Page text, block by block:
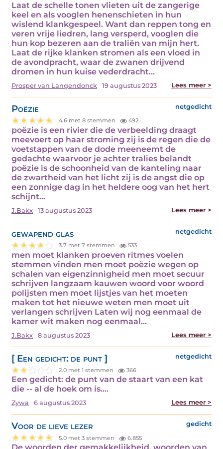
Laat de schelle tonen vlieten uit de zangerige
keel en als vooglen henenschieten in hun
wislend klankgespeel. Want dan reppen tong en
veren vrije liedren, lang versperd, vooglen die
hun kop bezeren aan de traliën van mijn hert.
Laat de rijke klanken stromen als een vloed in
de avondpracht, waar de zwanen drijvend
dromen in hun kuise vederdracht…
Prosper van Langendonck 19 augustus 2023 Lees meer >
Poëzie netgedicht
4.6 met 8 stemmen 492
poëzie is een rivier die de verbeelding draagt
meevoert op haar stroming zij is de regen die de
voetstappen van de dode meeneemt de
gedachte waarvoor je achter tralies belandt
poëzie is de schoonheid van de kanteling naar
de zwartheid van het licht zij is de angst die op
een zonnige dag in het heldere oog van het hert
schijnt…
J.Bakx 13 augustus 2023 Lees meer >
gewapend glas netgedicht
3.7 met 7 stemmen 533
men moet klanken proeven ritmes voelen
stemmen vinden men moet poëzie wegen op
schalen van eigenzinnigheid men moet secuur
schrijven langzaam kauwen woord voor woord
polijsten men moet lijstjes van het moeten
maken tot het nieuwe weten men moet uit
verlangen schrijven Laten wij nog eenmaal de
kamer wit maken nog eenmaal…
J.Bakx 8 augustus 2023 Lees meer >
[ Een gedicht: de punt ] netgedicht
2.0 met 1 stemmen 366
Een gedicht: de punt van de staart van een kat
die -- al de hoek om is.…
Zywa 6 augustus 2023 Lees meer >
Voor de lieve lezer gedicht
5.0 met 3 stemmen 6.855